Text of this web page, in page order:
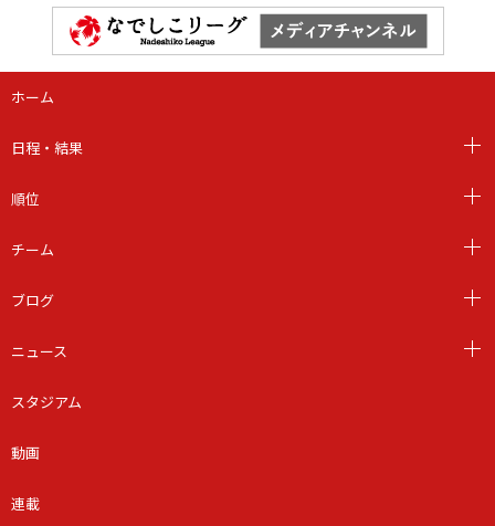
ホーム
日程・結果
順位
チーム
ブログ
ニュース
スタジアム
動画
連載